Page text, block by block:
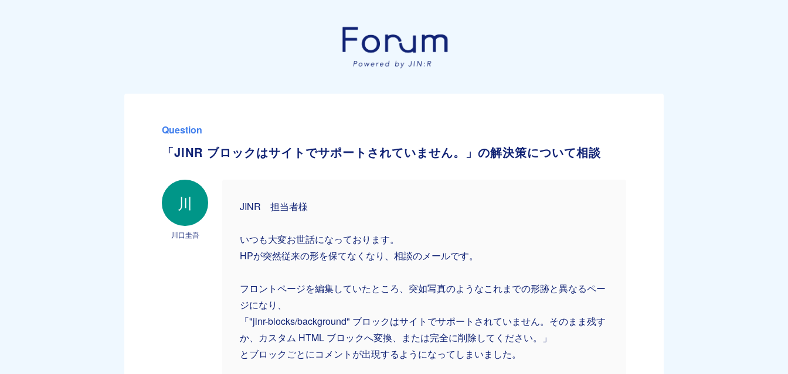
Question
「JINR ブロックはサイトでサポートされていません。」の解決策について相談
川
川口圭吾
JINR 担当者様
いつも大変お世話になっております。
HPが突然従来の形を保てなくなり、相談のメールです。
フロントページを編集していたところ、突如写真のようなこれまでの形跡と異なるペー
ジになり、
「"jinr-blocks/background" ブロックはサイトでサポートされていません。そのまま残す
か、カスタム HTML ブロックへ変換、または完全に削除してください。」
とブロックごとにコメントが出現するようになってしまいました。